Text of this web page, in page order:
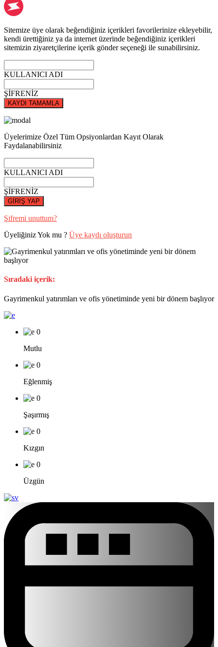
Sitemize üye olarak beğendiğiniz içerikleri favorilerinize ekleyebilir,
kendi ürettiğiniz ya da internet üzerinde beğendiğiniz içerikleri
sitemizin ziyaretçilerine içerik gönder seçeneği ile sunabilirsiniz.
KULLANICI ADI
ŞİFRENİZ
KAYDI TAMAMLA
Üyelerimize Özel Tüm Opsiyonlardan Kayıt Olarak
Faydalanabilirsiniz
KULLANICI ADI
ŞİFRENİZ
GİRİŞ YAP
Şifremi unuttum?
Üyeliğiniz Yok mu ? Üye kaydı oluşturun
Sıradaki içerik:
Gayrimenkul yatırımları ve ofis yönetiminde yeni bir dönem başlıyor
0
Mutlu
0
Eğlenmiş
0
Şaşırmış
0
Kızgın
0
Üzgün